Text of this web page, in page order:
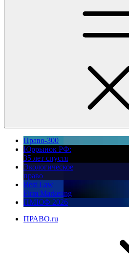
Право-300
Юррынок РФ:
35 лет спустя
Экологическое
право
Best Law
Firm Marketing
ПМЮФ 2026
ПРАВО.ru